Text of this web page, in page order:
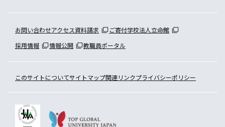
お問い合わせアクセス資料請求 ご寄付学校法人立命館
採用情報
情報公開 教職員ポータル
このサイトについてサイトマップ関連リンクプライバシーポリシー